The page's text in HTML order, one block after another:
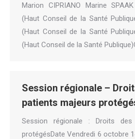
Marion CIPRIANO Marine
(Haut Conseil de la Santé
(Haut Conseil de la Santé
(Haut Conseil de la Santé
Session régionale –
patients majeurs
Session régionale : Droits des
protégésDate Vendredi 6 octobre